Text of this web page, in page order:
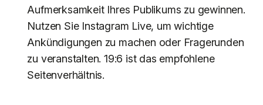
Aufmerksamkeit Ihres Publikums zu gewinnen.
Nutzen Sie Instagram Live, um wichtige
Ankündigungen zu machen oder Fragerunden
zu veranstalten. 19:6 ist das empfohlene
Seitenverhältnis.